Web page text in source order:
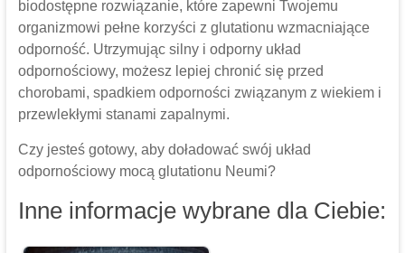
biodostępne rozwiązanie, które zapewni Twojemu
organizmowi pełne korzyści z glutationu wzmacniające
odporność. Utrzymując silny i odporny układ
odpornościowy, możesz lepiej chronić się przed
chorobami, spadkiem odporności związanym z wiekiem i
przewlekłymi stanami zapalnymi.
Czy jesteś gotowy, aby doładować swój układ
odpornościowy mocą glutationu Neumi?
Inne informacje wybrane dla Ciebie: